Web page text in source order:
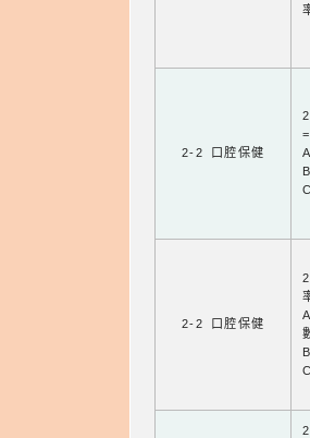
2-2 口腔保健
2-2 口腔保健